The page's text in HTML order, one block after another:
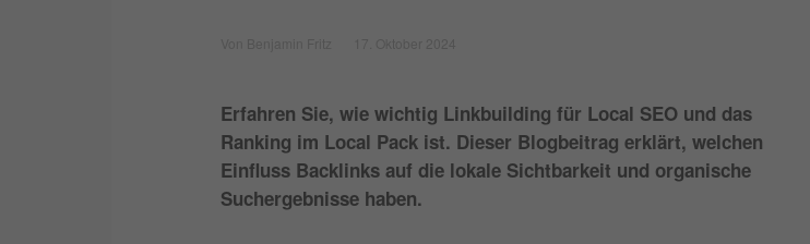
Erfahren Sie, wie wichtig Linkbuilding für Local SEO und das
Ranking im Local Pack ist. Dieser Blogbeitrag erklärt, welchen
Einfluss Backlinks auf die lokale Sichtbarkeit und organische
Suchergebnisse haben.